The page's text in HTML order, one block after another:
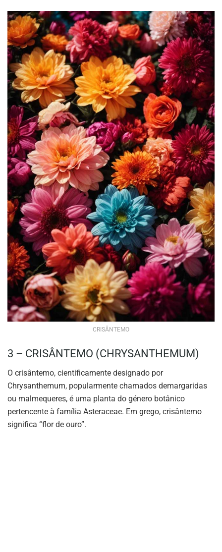
CRISÂNTEMO
3 – CRISÂNTEMO (CHRYSANTHEMUM)
O crisântemo, cientificamente designado por
Chrysanthemum, popularmente chamados demargaridas
ou malmequeres, é uma planta do género botânico
pertencente à família Asteraceae. Em grego, crisântemo
significa “flor de ouro”.